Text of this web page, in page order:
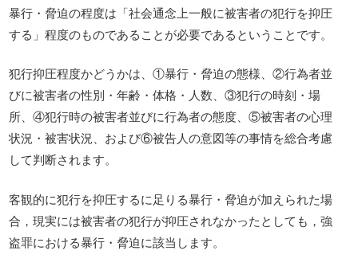
暴行・脅迫の程度は「社会通念上一般に被害者の犯行を抑圧
する」程度のものであることが必要であるということです。
犯行抑圧程度かどうかは、①暴行・脅迫の態様、②行為者並
びに被害者の性別・年齢・体格・人数、③犯行の時刻・場
所、④犯行時の被害者並びに行為者の態度、⑤被害者の心理
状況・被害状況、および⑥被告人の意図等の事情を総合考慮
して判断されます。
客観的に犯行を抑圧するに足りる暴行・脅迫が加えられた場
合，現実には被害者の犯行が抑圧されなかったとしても，強
盗罪における暴行・脅迫に該当します。